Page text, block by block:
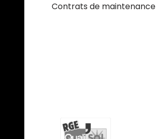
Contrats de maintenance